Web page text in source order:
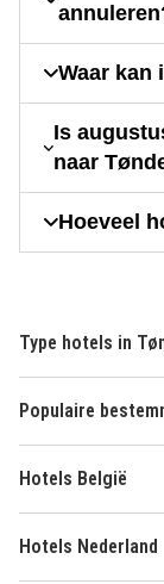
Waar kan
Is
naar
Hoeveel
Type hotels in
Populaire
Hotels België
Hotels Nederland